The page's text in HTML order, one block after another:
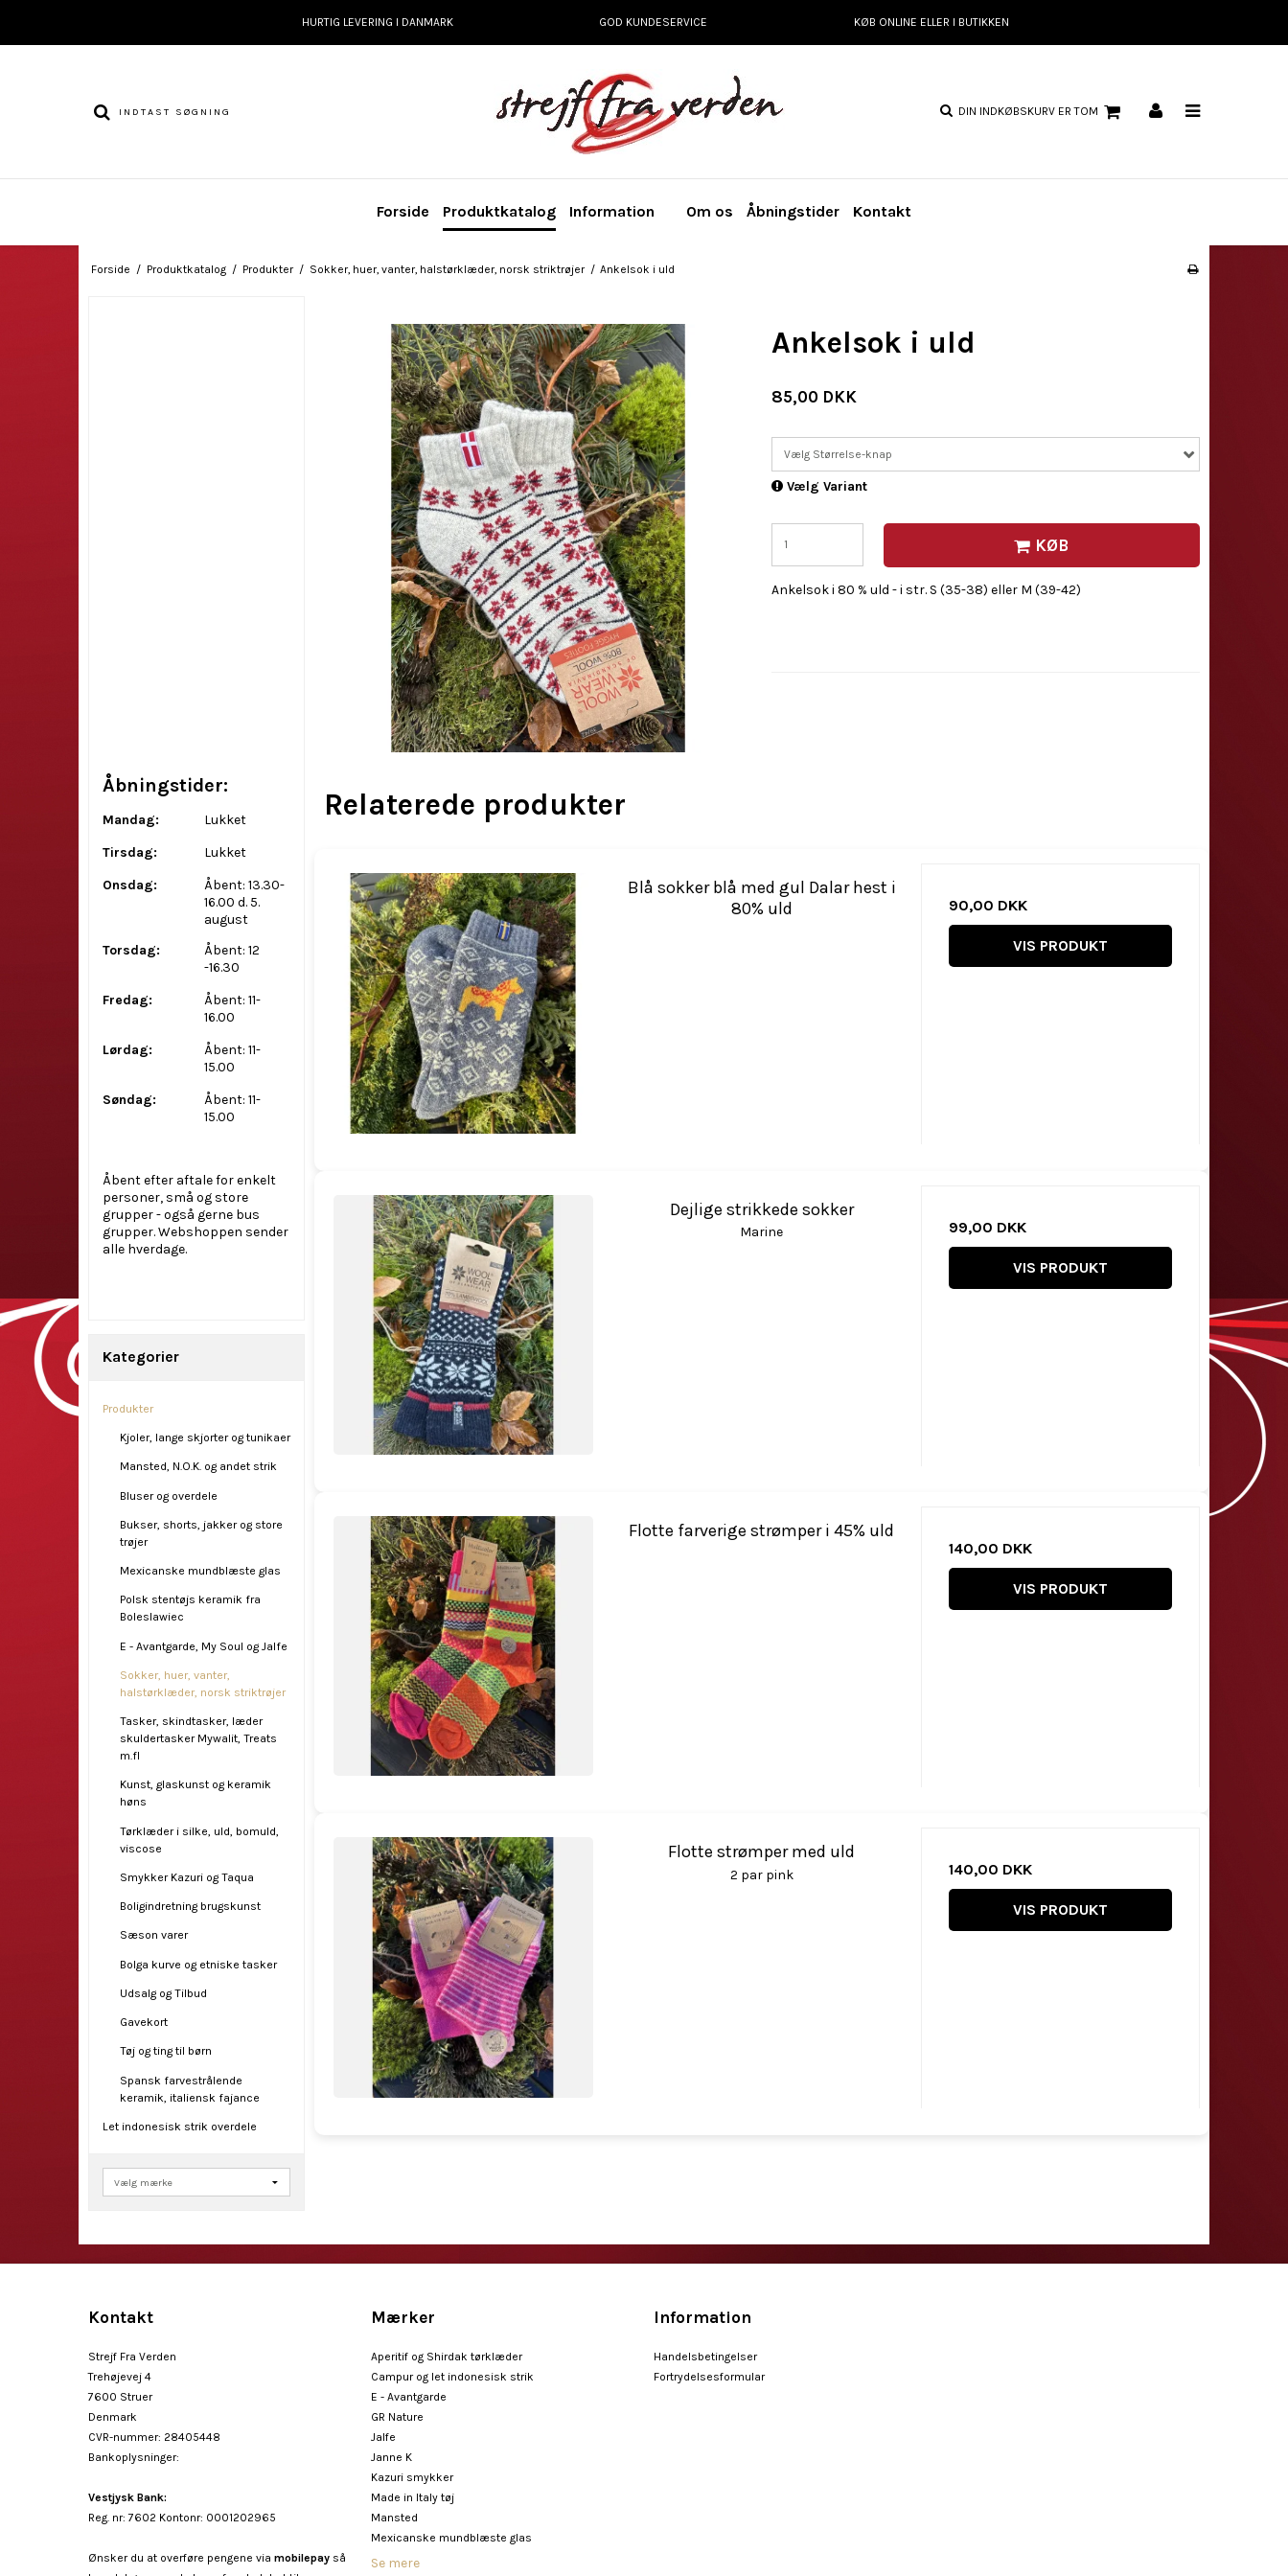
HURTIG LEVERING I DANMARK GOD KUNDESERVICE KØB ONLINE ELLER I BUTIKKEN
DIN INDKØBSKURV ER TOM
Forside Produktkatalog Information Om os Åbningstider Kontakt
Forside / Produktkatalog / Produkter / Sokker, huer, vanter, halstørklæder, norsk striktrøjer / Ankelsok i uld
Åbningstider:
Mandag:
Lukket
Tirsdag:
Lukket
Onsdag:
Åbent: 13.30-
16.00 d. 5.
august
Torsdag:
Åbent: 12
-16.30
Fredag:
Åbent: 11-
16.00
Lørdag:
Åbent: 11-
15.00
Søndag:
Åbent: 11-
15.00
Åbent efter aftale for enkelt
personer, små og store
grupper - også gerne bus
grupper. Webshoppen sender
alle hverdage.
Kategorier
Produkter
Kjoler, lange skjorter og tunikaer
Mansted, N.O.K. og andet strik
Bluser og overdele
Bukser, shorts, jakker og store
trøjer
Mexicanske mundblæste glas
Polsk stentøjs keramik fra
Boleslawiec
E - Avantgarde, My Soul og Jalfe
Sokker, huer, vanter,
halstørklæder, norsk striktrøjer
Tasker, skindtasker, læder
skuldertasker Mywalit, Treats
m.fl
Kunst, glaskunst og keramik
høns
Tørklæder i silke, uld, bomuld,
viscose
Smykker Kazuri og Taqua
Boligindretning brugskunst
Sæson varer
Bolga kurve og etniske tasker
Udsalg og Tilbud
Gavekort
Tøj og ting til børn
Spansk farvestrålende
keramik, italiensk fajance
Let indonesisk strik overdele
Ankelsok i uld
85,00 DKK
Vælg Størrelse-knap
Vælg Variant
KØB
Ankelsok i 80 % uld - i str. S (35-38) eller M (39-42)
Relaterede produkter
Blå sokker blå med gul Dalar hest i
80% uld
90,00 DKK
VIS PRODUKT
Dejlige strikkede sokker
Marine 99,00 DKK
VIS PRODUKT
Flotte farverige strømper i 45% uld
140,00 DKK
VIS PRODUKT
Flotte strømper med uld
2 par pink 140,00 DKK
VIS PRODUKT
Kontakt
Strejf Fra Verden
Trehøjevej 4
7600 Struer
Denmark
CVR-nummer: 28405448
Bankoplysninger:
Vestjysk Bank:
Reg. nr: 7602 Kontonr: 0001202965
Ønsker du at overføre pengene via mobilepay så
Mærker
Aperitif og Shirdak tørklæder
Campur og let indonesisk strik
E - Avantgarde
GR Nature
Jalfe
Janne K
Kazuri smykker
Made in Italy tøj
Mansted
Mexicanske mundblæste glas
Se mere
Information
Handelsbetingelser
Fortrydelsesformular